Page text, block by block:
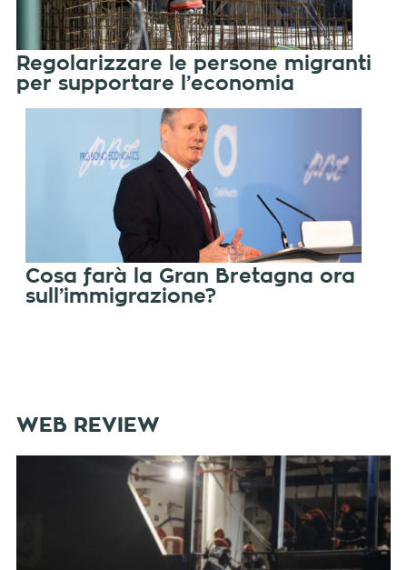
Regolarizzare le persone migranti
per supportare l’economia
Cosa farà la Gran Bretagna ora
sull’immigrazione?
WEB REVIEW